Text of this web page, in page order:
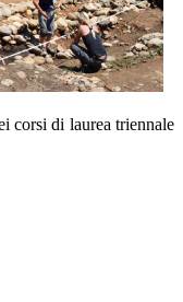
corsi di laurea triennale